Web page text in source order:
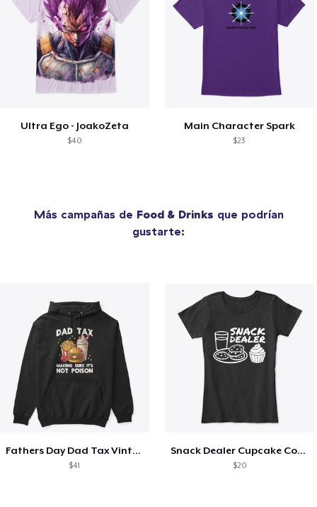
Ultra Ego - JoakoZeta
$40
Main Character Spark
$23
Más campañas de Food & Drinks que podrían
gustarte:
Fathers Day Dad Tax Vintage Papa T-Shirt
$41
Snack Dealer Cupcake Cookie and Milk
$20